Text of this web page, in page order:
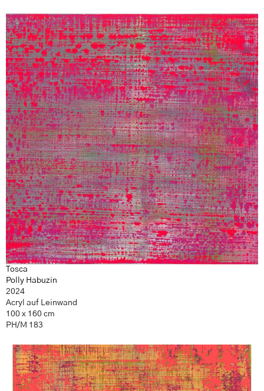
Tosca
Polly Habuzin
2024
Acryl auf Leinwand
100 x 160 cm
PH/M 183